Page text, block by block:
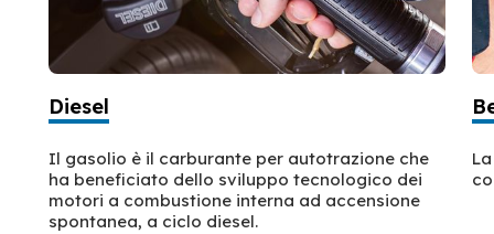
Diesel
Il gasolio è il carburante per autotrazione che
ha beneficiato dello sviluppo tecnologico dei
motori a combustione interna ad accensione
spontanea, a ciclo diesel.